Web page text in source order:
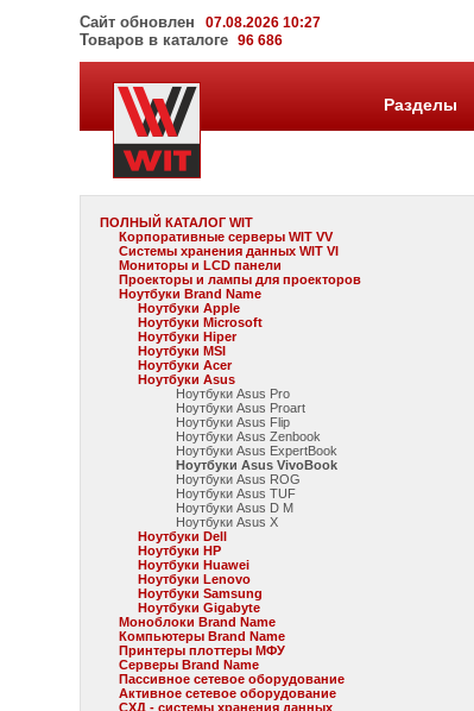
Сайт обновлен 07.08.2026 10:27
Товаров в каталоге96 686
Разделы
ПОЛНЫЙ КАТАЛОГ WIT
Корпоративные серверы WIT VV
Системы хранения данных WIT VI
Мониторы и LCD панели
Проекторы и лампы для проекторов
Ноутбуки Brand Name
Ноутбуки Apple
Ноутбуки Microsoft
Ноутбуки Hiper
Ноутбуки MSI
Ноутбуки Acer
Ноутбуки Asus
Ноутбуки Asus Pro
Ноутбуки Asus Proart
Ноутбуки Asus Flip
Ноутбуки Asus Zenbook
Ноутбуки Asus ExpertBook
Ноутбуки Asus VivoBook
Ноутбуки Asus ROG
Ноутбуки Asus TUF
Ноутбуки Asus D M
Ноутбуки Asus X
Ноутбуки Dell
Ноутбуки HP
Ноутбуки Huawei
Ноутбуки Lenovo
Ноутбуки Samsung
Ноутбуки Gigabyte
Моноблоки Brand Name
Компьютеры Brand Name
Принтеры плоттеры МФУ
Серверы Brand Name
Пассивное сетевое оборудование
Активное сетевое оборудование
СХД - системы хранения данных